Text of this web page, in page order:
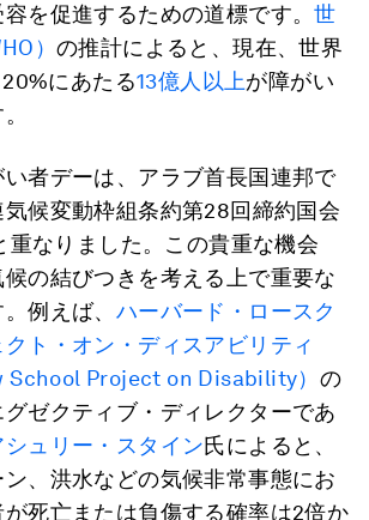
を促進するための道標です。世
） の推計によると、現在、世界
にあたる13億人以上が障がい
者デーは、アラブ首長国連邦で
候変動枠組条約第28回締約国会
重なりました。この貴重な機会
の結びつきを考える上で重要な
例えば、 ハーバード・ロースク
ト・オン・ディスアビリティ
School Project on Disability） の
ゼクティブ・ディレクターであ
ュリー・スタイン氏によると、
、洪水などの気候非常事態にお
死亡または負傷する確率は2倍か